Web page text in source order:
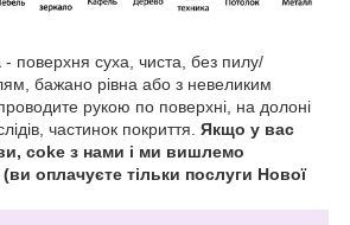
- поверхня суха, чиста, без пилу/
бажано рівна або з невеликим
рукою по поверхні, на долоні
частинок покриття. Якщо у вас
coke з нами і ми вишлемо
оплачуєте тільки послуги Нової